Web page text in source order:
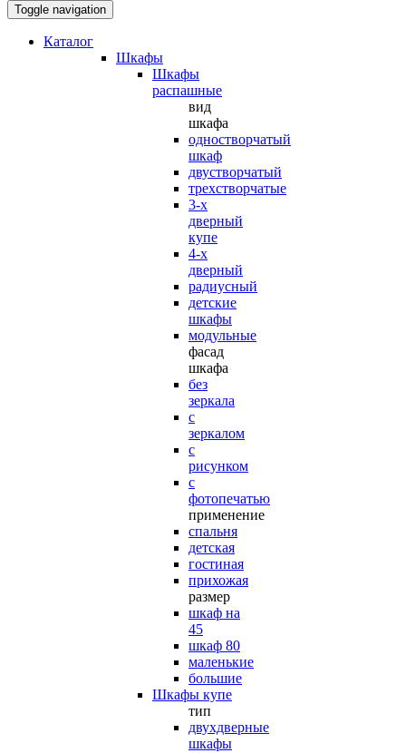
Toggle navigation
Каталог
Шкафы
Шкафы
распашные
вид
шкафа
одностворчатый
шкаф
двустворчатый
трехстворчатые
3-х
дверный
купе
4-х
дверный
радиусный
детские
шкафы
модульные
фасад
шкафа
без
зеркала
с
зеркалом
с
рисунком
с
фотопечатью
применение
спальня
детская
гостиная
прихожая
размер
шкаф на
45
шкаф 80
маленькие
большие
Шкафы купе
тип
двухдверные
шкафы